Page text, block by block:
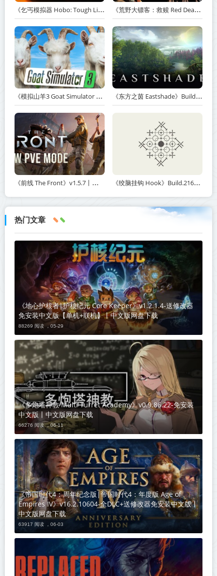
《乞丐模拟器 Hobo: Tough Life》v1.20.010-赠原声带+解锁全人物满级通关存档+多项修改器【单机+联机】丨中文版网盘下载 《荒野大镖客：救赎 Red Dead Redemption》v1.0.42.46611-送修改器丨中文版网盘下载
《模拟山羊3 Goat Simulator 3》v1.2.0.2-全DLC+含重制版【单机+联机】【PC/手机双端】丨中文版网盘下载 《东方之茵 Eastshade》Build.20251455-免安装中文版丨中文版网盘下载
《前线 The Front》v1.5.7丨中文版网盘下载 《绞脑挂钩 Hook》Build.21678887-免安装中文版丨中文版网盘下载
热门文章
《地心护核者|护核纪元 Core Keeper》v1.2.1.4-送修改器
免安装中文版【单机+联机】丨中文版网盘下载
88269 阅读 ，05-29
《多炮塔神教 Multi Turret Academy》v0.9.86.22-免安装
中文版丨中文版网盘下载
66276 阅读 ，06-11
《帝国时代4：周年纪念版|帝国时代4：年度版 Age of
Empires IV》v16.2.10604-全DLC+送修改器免安装中文版丨
中文版网盘下载
63917 阅读 ， 06-03